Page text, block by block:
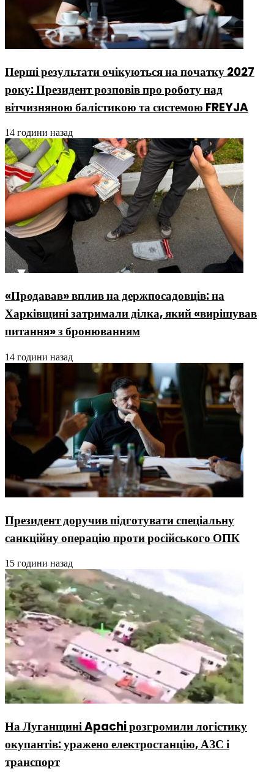
Перші результати очікуються на початку 2027
року: Президент розповів про роботу над
вітчизняною балістикою та системою FREYJA
14 години назад
«Продавав» вплив на держпосадовців: на
Харківщині затримали ділка, який «вирішував
питання» з бронюванням
14 години назад
Президент доручив підготувати спеціальну
санкційну операцію проти російського ОПК
15 години назад
На Луганщині Apachi розгромили логістику
окупантів: уражено електростанцію, АЗС і
транспорт